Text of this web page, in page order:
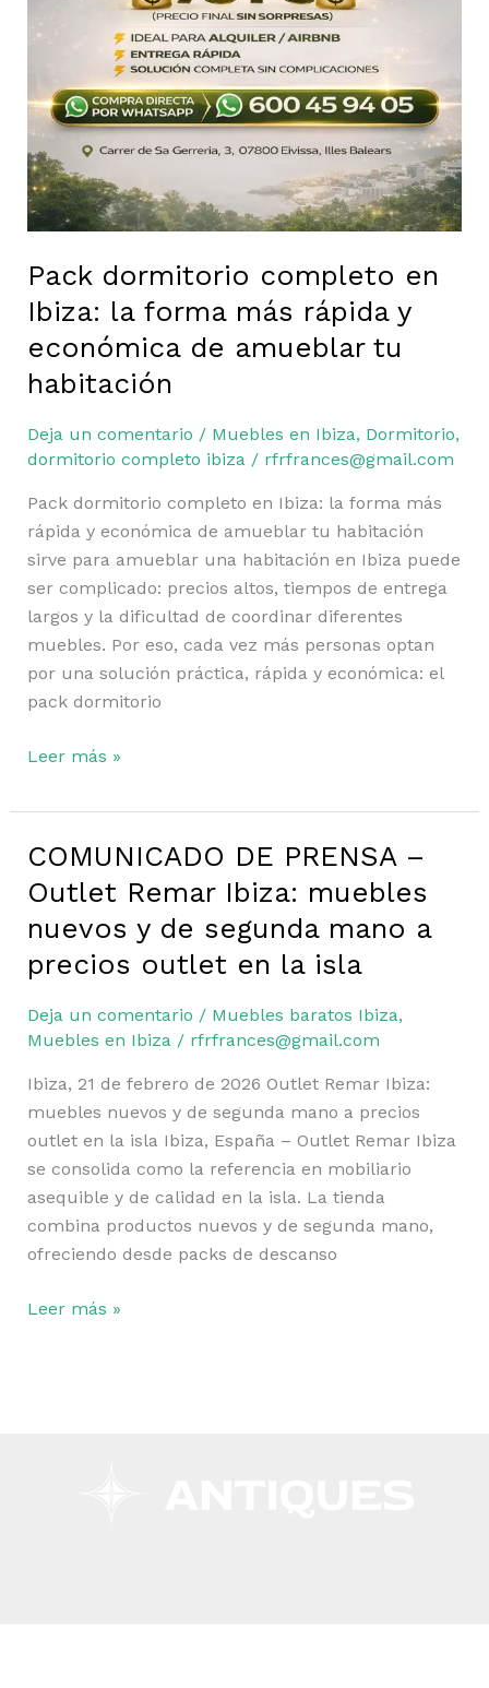
Pack dormitorio completo en
Ibiza: la forma más rápida y
económica de amueblar tu
habitación
Deja un comentario / Muebles en Ibiza, Dormitorio,
dormitorio completo ibiza/ rfrfrances@gmail.com
Pack dormitorio completo en Ibiza: la forma más
rápida y económica de amueblar tu habitación
sirve para amueblar una habitación en Ibiza puede
ser complicado: precios altos, tiempos de entrega
largos y la dificultad de coordinar diferentes
muebles. Por eso, cada vez más personas optan
por una solución práctica, rápida y económica: el
pack dormitorio
Leer más »
COMUNICADO DE PRENSA –
Outlet Remar Ibiza: muebles
nuevos y de segunda mano a
precios outlet en la isla
Deja un comentario / Muebles baratos Ibiza,
Muebles en Ibiza/ rfrfrances@gmail.com
Ibiza, 21 de febrero de 2026 Outlet Remar Ibiza:
muebles nuevos y de segunda mano a precios
outlet en la isla Ibiza, España – Outlet Remar Ibiza
se consolida como la referencia en mobiliario
asequible y de calidad en la isla. La tienda
combina productos nuevos y de segunda mano,
ofreciendo desde packs de descanso
COMUNICADO
DE
PRENSA
–
Outlet
Ibiza:
muebles
nuevos
y
de
segunda
mano
a
precios
en
Leer más »